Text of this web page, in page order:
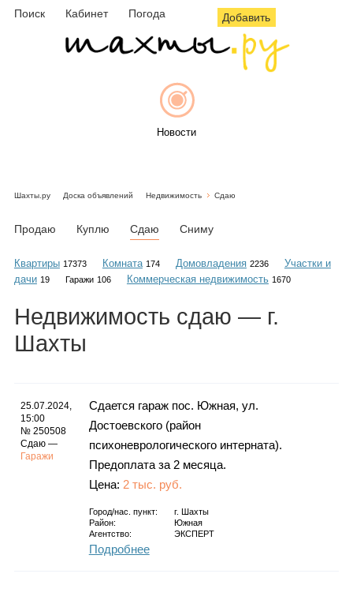
Поиск Кабинет Погода Добавить
Новости
Объявления
Инфо
Гороскоп
Шахты.ру Доска объявлений Недвижимость Сдаю
Продаю Куплю Сдаю Сниму
Квартиры 17373 Комната 174 Домовладения 2236
Участки и
дачи 19 Гаражи 106 Коммерческая недвижимость 1670
Недвижимость сдаю — г.
Шахты
25.07.2024,
15:00
№ 250508
Сдаю —
Гаражи
Сдается гараж пос. Южная, ул.
Достоевского (район
психоневрологического интерната).
Предоплата за 2 месяца.
Цена: 2 тыс. руб.
Город/нас. пункт: г.
Шахты
Район:
Южная
Агентство:
ЭКСПЕРТ
Подробнее